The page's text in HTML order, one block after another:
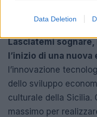
Data Deletion
voglio farlo.
Lasciatemi
l’inizio di una
l’innovazione
dello sviluppo
culturale della Sicilia.
massimo per